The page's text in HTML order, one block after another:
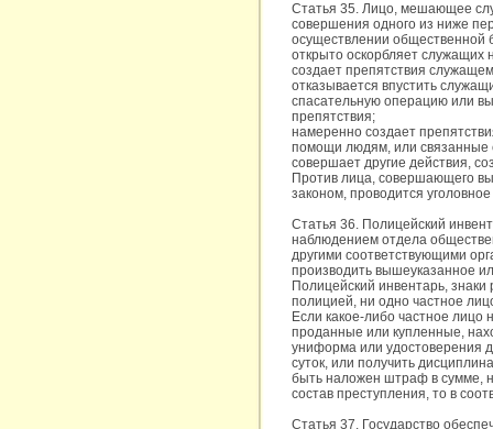
Статья 35. Лицо, мешающее
совершения одного из ниже
осуществлении общественной
открыто оскорбляет
создает препятствия
отказывается впустить
спасательную операцию или
препятствия;
намеренно создает
помощи людям, или связанные
совершает другие действия,
Против лица, совершающего
законом, проводится
Статья 36. Полицейский
наблюдением отдела
другими соответствующими
производить вышеуказанное
Полицейский инвентарь,
полицией, ни одно частное
Если какое-либо частное
проданные или купленные,
униформа или удостоверения
суток, или получить
быть наложен штраф в сумме,
состав преступления, то в
Статья 37. Государство